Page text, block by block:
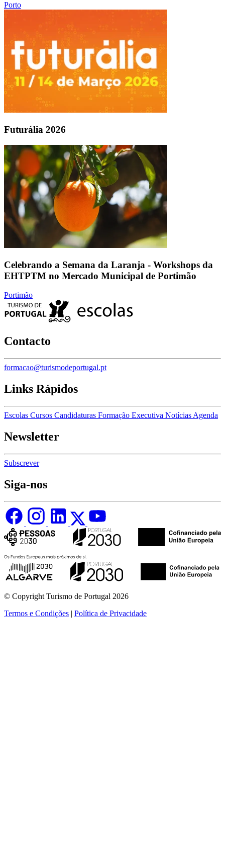
Porto
Futurália 2026
Celebrando a Semana da Laranja - Workshops da
EHTPTM no Mercado Municipal de Portimão
Portimão
Contacto
formacao@turismodeportugal.pt
Links Rápidos
Escolas Cursos Candidaturas Formação Executiva Notícias Agenda
Newsletter
Subscrever
Siga-nos
© Copyright Turismo de Portugal 2026
Termos e Condições | Política de Privacidade